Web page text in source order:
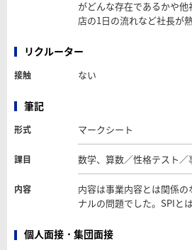
がどんな存在であるかや
店の1日の流れなど社長が
リクルーター
接触 ない
筆記
形式 マークシート
課目 数学、算数／性格テスト／
内容
内容は事業内容とは関係
ナルの問題でした。SPIと
個人面接・集団面接